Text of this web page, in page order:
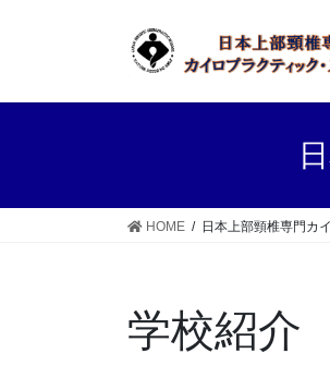
HOME 日本上部頸椎専門カ
学校紹介